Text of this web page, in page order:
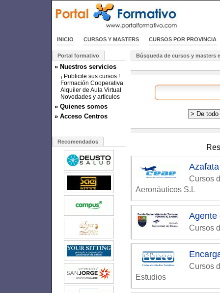
INICIO CURSOS Y MASTERS CURSOS POR PROVINCIA
Portal formativo
» Nuestros servicios
¡ Publicite sus cursos !
Formación Cooperativa
Alquiler de Aula Virtual
Novedades y artículos
» Quienes somos
» Acceso Centros
Recomendados
Búsqueda de cursos y masters
Cursos
Aeronáuticos S.L
Agente
Cursos
Cursos
Estudios